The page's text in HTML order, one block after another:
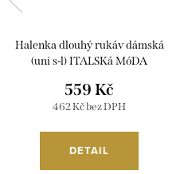
Halenka dlouhý rukáv dámská
(uni s-l) ITALSKá MóDA
462 Kč bez DPH
559 Kč
DETAIL